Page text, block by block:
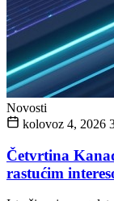
Novosti
kolovoz 4, 2026
Četvrtina
rastućim